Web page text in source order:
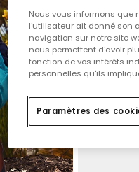
Nous vous informons que
l'utilisateur ait donné son
navigation sur notre site
nous permettent d'avoir
fonction de vos intérêts
personnelles qu'ils
Paramètres des